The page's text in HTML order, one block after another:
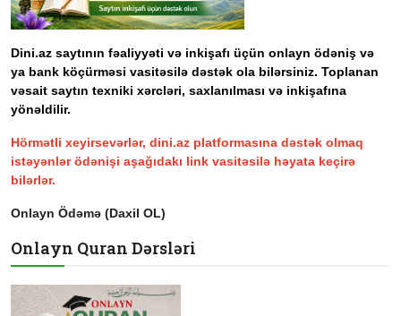
Dini.az saytının fəaliyyəti və inkişafı üçün onlayn ödəniş və
ya bank köçürməsi vasitəsilə dəstək ola bilərsiniz. Toplanan
vəsait saytın texniki xərcləri, saxlanılması və inkişafına
yönəldilir.
Hörmətli xeyirsevərlər, dini.az platformasına dəstək olmaq
istəyənlər ödənişi aşağıdakı link vasitəsilə həyata keçirə
bilərlər.
Onlayn Ödəmə (Daxil OL)
Onlayn Quran Dərsləri